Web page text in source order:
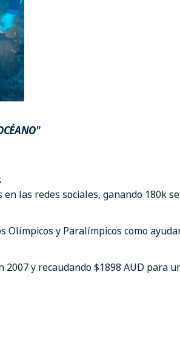
en las redes sociales, ganando 180k
Olímpicos y Paralímpicos como
2007 y recaudando $1898 AUD para